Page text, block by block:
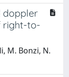
doppler
right-to-
M. Bonzi, N.